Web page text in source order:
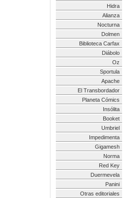
Hidra
Alianza
Nocturna
Dolmen
Biblioteca Carfax
Diábolo
Oz
Sportula
Apache
El Transbordador
Planeta Cómics
Insólita
Booket
Umbriel
Impedimenta
Gigamesh
Norma
Red Key
Duermevela
Panini
Otras editoriales